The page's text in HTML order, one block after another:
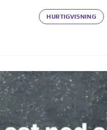
HURTIGVISNING